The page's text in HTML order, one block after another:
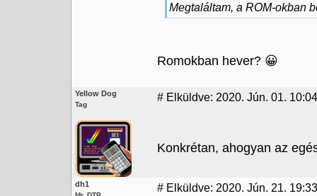
Megtaláltam, a ROM-okban
Romokban hever? 😀
Yellow Dog
Tag
# Elküldve: 2020. Jún. 01. 10:04
Konkrétan, ahogyan az
dh1 # Elküldve: 2020. Jún. 21.